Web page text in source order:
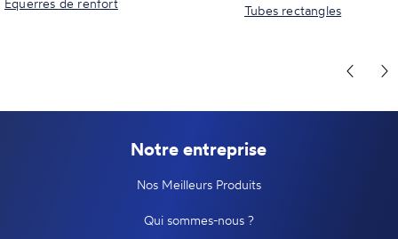
Equerres de renfort Tubes rectangles
Notre entreprise
Nos Meilleurs Produits
Qui sommes-nous ?